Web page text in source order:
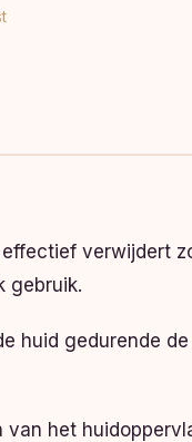
verwijdert
gebruik.
huid gedurende
het